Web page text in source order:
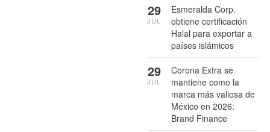
Esmeralda Corp.
obtiene certificación
Halal para exportar a
países islámicos
29
JUL
Corona Extra se
mantiene como la
marca más valiosa de
México en 2026:
Brand Finance
29
JUL